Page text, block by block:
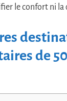
le confort ni la
de